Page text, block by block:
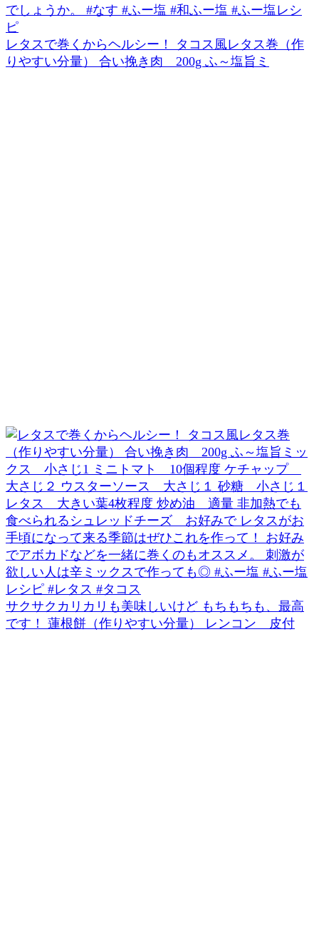
レタスで巻くからヘルシー！ タコス風レタス巻（作
りやすい分量） 合い挽き肉 200g ふ～塩旨ミ
サクサクカリカリも美味しいけど もちもちも、最高
です！ 蓮根餅（作りやすい分量） レンコン 皮付